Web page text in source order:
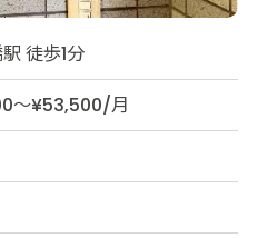
徒歩1分
～¥53,500/月